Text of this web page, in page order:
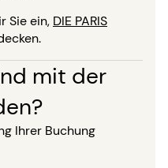
Sie ein, DIE PARIS
mit der
Ihrer Buchung